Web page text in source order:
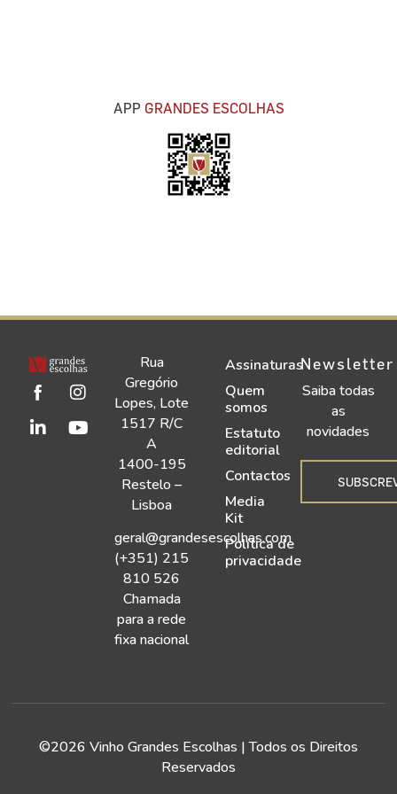
APP GRANDES ESCOLHAS
Rua
Gregório
Lopes, Lote
1517 R/C
A
1400-195
Restelo –
Lisboa
geral@grandesescolhas.com
(+351) 215
810 526
Chamada
para a rede
fixa nacional
Assinaturas
Quem
somos
Estatuto
editorial
Contactos
Media
Kit
Política de
privacidade
Newsletter
Saiba todas
as
novidades
©2026 Vinho Grandes Escolhas | Todos os Direitos
Reservados